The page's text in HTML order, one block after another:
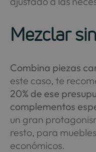
Mezclar
Combina piezas
este caso, te
20% de ese
complementos
un gran
resto, para
económicos.